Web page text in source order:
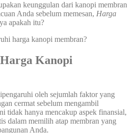
keunggulan dari kanopi membran
Anda sebelum memesan, Harga
apakah itu?
harga kanopi membran?
Kanopi
oleh sejumlah faktor yang
cermat sebelum mengambil
tidak hanya mencakup aspek finansial,
dalam memilih atap membran yang
Anda.